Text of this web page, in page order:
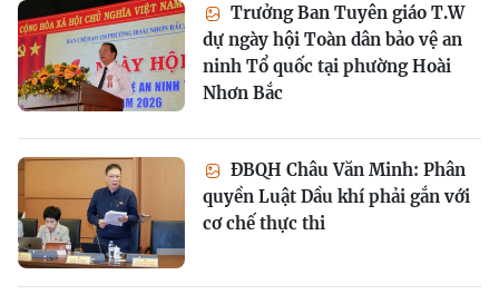
Trưởng Ban Tuyên giáo T.W
dự ngày hội Toàn dân bảo vệ an
ninh Tổ quốc tại phường Hoài
Nhơn Bắc
ĐBQH Châu Văn Minh: Phân
quyền Luật Dầu khí phải gắn với
cơ chế thực thi